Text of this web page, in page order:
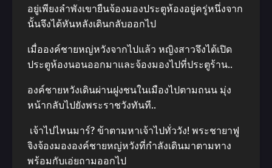
อยู่เพียงลําพังเขายืนจ้องมองประตูห้องอยู่ครู่หนึ่งจาก
นั้นจึงได้หันหลังเดินกลับออกไป
เมื่อองค์ชายหญ่หวังจากไปแล้ว หญิงสาวจึงได้เปิด
ประตูห้องนอนออกมาและจ้องมองไปที่ประตูร้าน..
องค์ชายหวังเดินผ่านฝูงชนในเมืองไปตามถนน มุ่ง
หน้ากลับไปยังพระราชวังทันที..
เจ้าไปไหนมาร์? ข้าตามหาเจ้าไปทั่ววัง! พระชายาฟู
จิงจ้องมององค์ชายหญ่หวังที่กําลังเดินมาตามทาง
พร้อมกับเอ่ยถามออกไป